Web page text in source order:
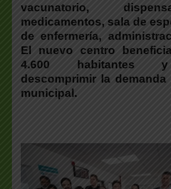
vacunatorio,
medicamentos, sala de
de enfermería,
El nuevo centro
4.600 habitantes
descomprimir la demanda
municipal.